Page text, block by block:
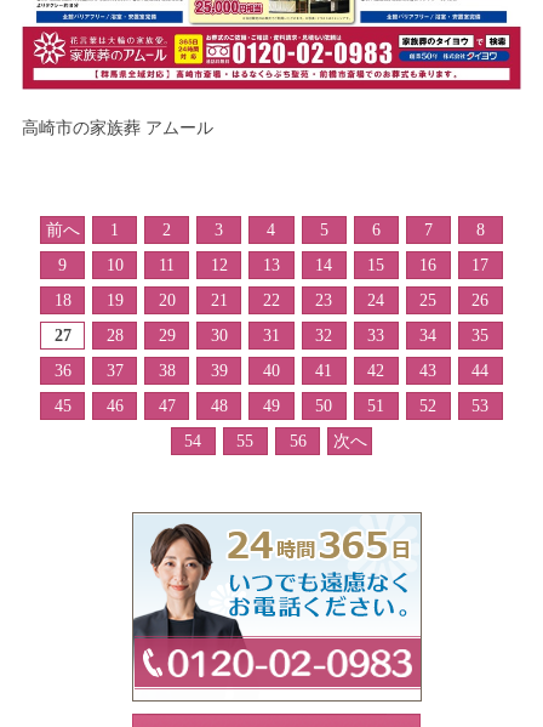
高崎市の家族葬 アムール
前へ 1 2 3 4 5 6 7
8
9
10 11 12 13 14 15 16
17
18
19 20 21 22 23 24 25
26
27
28 29 30 31 32 33 34
35
36
37 38 39 40 41 42 43
44
45
46 47 48 49 50 51 52
53
54
55 56 次へ